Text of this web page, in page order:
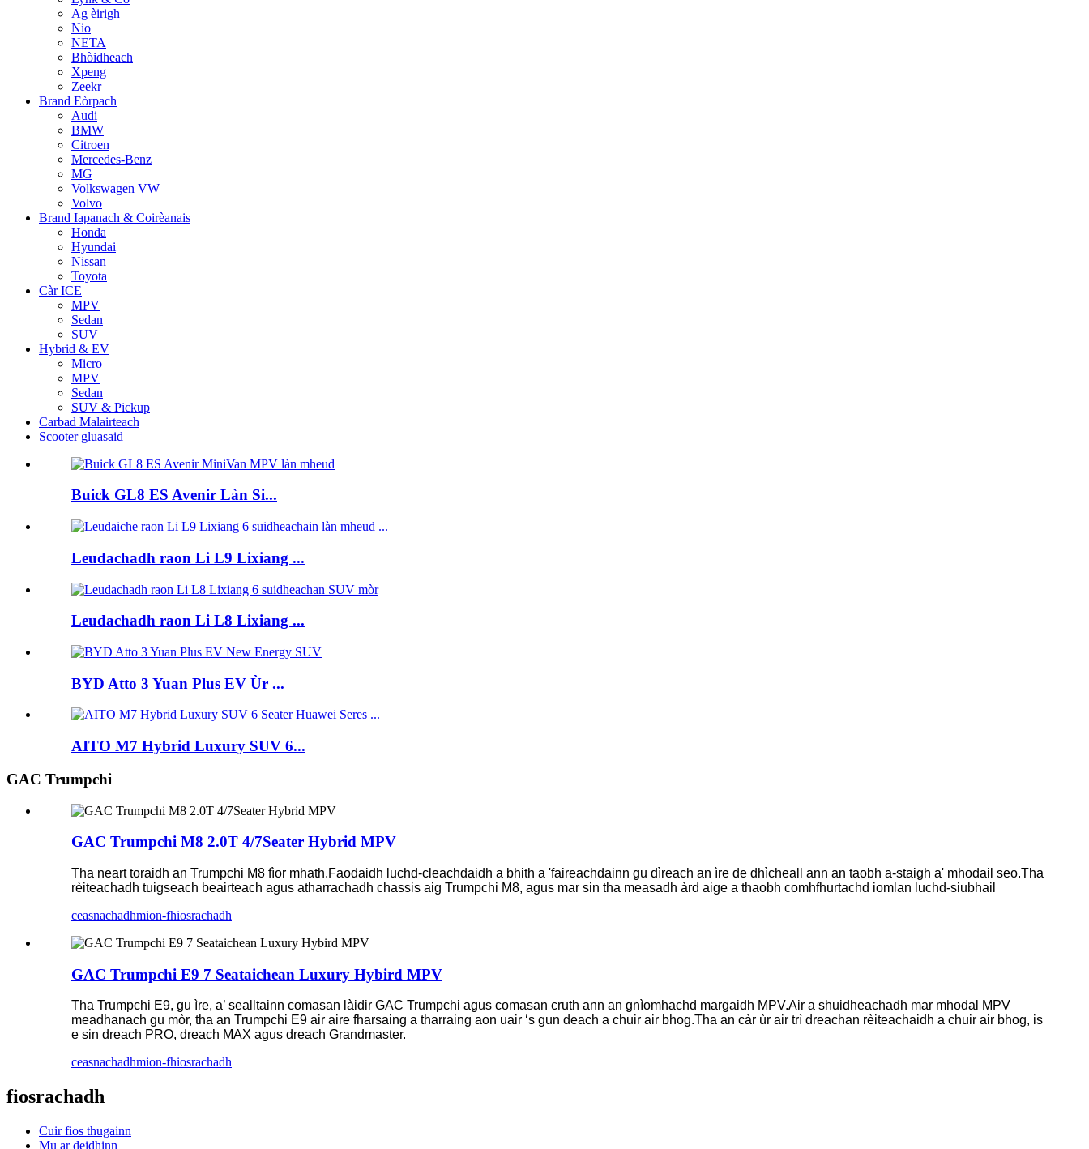
Ag èirigh
Nio
NETA
Bhòidheach
Xpeng
Zeekr
Brand Eòrpach
Audi
BMW
Citroen
Mercedes-Benz
MG
Volkswagen VW
Volvo
Brand Iapanach & Coirèanais
Honda
Hyundai
Nissan
Toyota
Càr ICE
MPV
Sedan
SUV
Hybrid & EV
Micro
MPV
Sedan
SUV & Pickup
Carbad Malairteach
Scooter gluasaid
Buick GL8 ES Avenir Làn Si...
Leudachadh raon Li L9 Lixiang ...
Leudachadh raon Li L8 Lixiang ...
BYD Atto 3 Yuan Plus EV Ùr ...
AITO M7 Hybrid Luxury SUV 6...
GAC Trumpchi
GAC Trumpchi M8 2.0T 4/7Seater Hybrid MPV
Tha neart toraidh an Trumpchi M8 fìor mhath.Faodaidh luchd-cleachdaidh a bhith a 'faireachdainn gu dìreach an ìre de dhìcheall ann an taobh a-staigh a' mhodail seo.Tha
rèiteachadh tuigseach beairteach agus atharrachadh chassis aig Trumpchi M8, agus mar sin tha measadh àrd aige a thaobh comhfhurtachd iomlan luchd-siubhail
ceasnachadhmion-fhiosrachadh
GAC Trumpchi E9 7 Seataichean Luxury Hybird MPV
Tha Trumpchi E9, gu ìre, a’ sealltainn comasan làidir GAC Trumpchi agus comasan cruth ann an gnìomhachd margaidh MPV.Air a shuidheachadh mar mhodal MPV
meadhanach gu mòr, tha an Trumpchi E9 air aire fharsaing a tharraing aon uair ‘s gun deach a chuir air bhog.Tha an càr ùr air trì dreachan rèiteachaidh a chuir air bhog, is
e sin dreach PRO, dreach MAX agus dreach Grandmaster.
ceasnachadhmion-fhiosrachadh
fiosrachadh
Cuir fios thugainn
Mu ar deidhinn